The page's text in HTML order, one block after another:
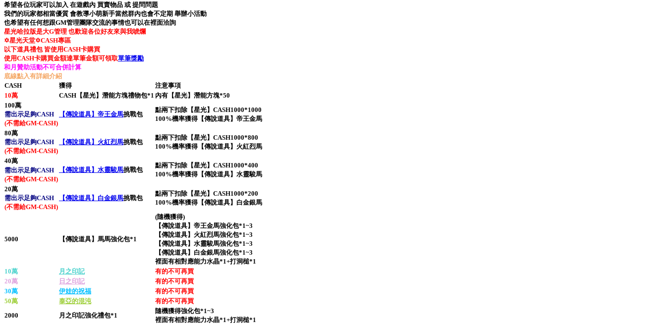
希望各位玩家可以加入 在遊戲內 買賣物品 或 提問問題
我們的玩家都相當優質 會教導小萌新手當然群內也會不定期 舉辦小活動
也希望有任何想跟GM管理團隊交流的事情也可以在裡面洽詢
星光哈拉版是大G管理 也歡迎各位好友來與我唬爛
✡星光天堂✡CASH專區
以下道具禮包 皆使用CASH卡購買
使用CASH卡購買金額達單筆金額可領取單筆獎勵
和月贊助活動不可合併計算
底線點入有詳細介紹
CASH
獲得
注意事項
10萬
CASH【星光】潛能方塊禮物包*1 內有【星光】潛能方塊*50
100萬
需出示足夠CASH
(不需給GM-CASH)
【傳說道具】帝王金馬挑戰包
點兩下扣除【星光】CASH1000*1000
100%機率獲得【傳說道具】帝王金馬
80萬
需出示足夠CASH
(不需給GM-CASH)
【傳說道具】火紅烈馬挑戰包
點兩下扣除【星光】CASH1000*800
100%機率獲得【傳說道具】火紅烈馬
40萬
需出示足夠CASH
(不需給GM-CASH)
【傳說道具】水靈駿馬挑戰包
點兩下扣除【星光】CASH1000*400
100%機率獲得【傳說道具】水靈駿馬
20萬
需出示足夠CASH
(不需給GM-CASH)
【傳說道具】白金銀馬挑戰包
點兩下扣除【星光】CASH1000*200
100%機率獲得【傳說道具】白金銀馬
5000 【傳說道具】馬馬強化包*1
(隨機獲得)
【傳說道具】帝王金馬強化包*1~3
【傳說道具】火紅烈馬強化包*1~3
【傳說道具】水靈駿馬強化包*1~3
【傳說道具】白金銀馬強化包*1~3
裡面有相對應能力水晶*1+打洞槌*1
10萬
月之印記
有的不可再買
20萬
日之印記
有的不可再買
30萬
伊娃的祝福
有的不可再買
50萬
泰亞的混沌
有的不可再買
2000
月之印記強化禮包*1
隨機獲得強化包*1~3
裡面有相對應能力水晶*1+打洞槌*1